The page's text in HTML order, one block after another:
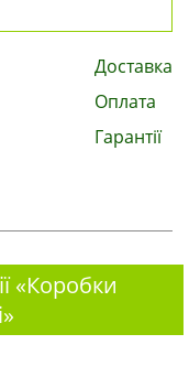
Доставка
Оплата
Гарантії
«Коробки